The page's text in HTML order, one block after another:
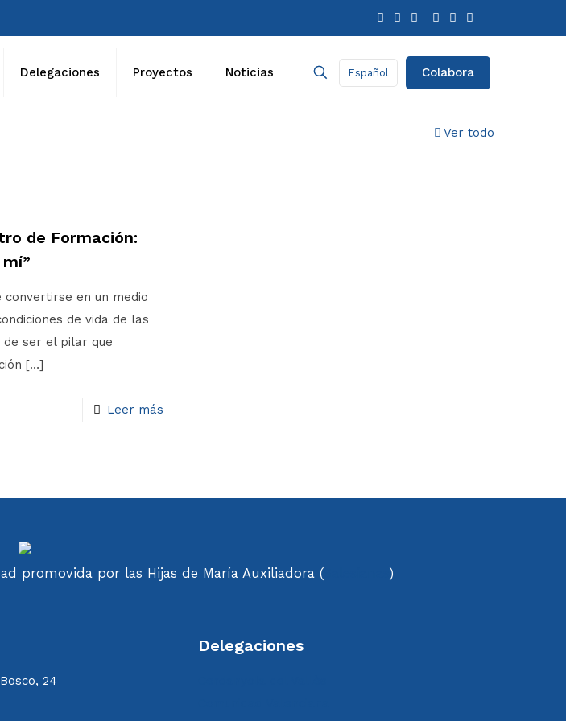
Delegaciones Proyectos Noticias Español Colabora
Ver todo
de Formación:
en un medio
de vida de las
de ser el pilar que
[…]
Leer más
promovida por las Hijas de María Auxiliadora (Salesianas )
24
Delegaciones